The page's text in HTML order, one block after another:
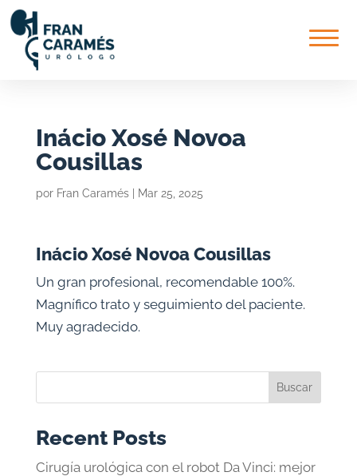
Saltar
contenido
Inácio Xosé Novoa
Cousillas
por Fran Caramés| Mar 25, 2025
Inácio Xosé Novoa Cousillas
Un gran profesional, recomendable 100%.
Magnífico trato y seguimiento del paciente.
Muy agradecido.
Buscar
Recent Posts
Cirugía urológica con el robot Da Vinci: mejor